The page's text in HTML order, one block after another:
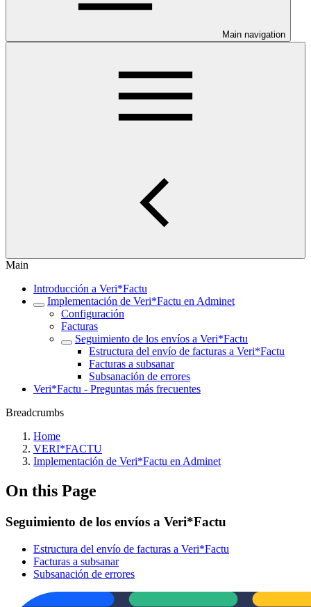
Main navigation
Main
Introducción a Veri*Factu
Implementación de Veri*Factu en Adminet
Configuración
Facturas
Seguimiento de los envíos a Veri*Factu
Estructura del envío de facturas a Veri*Factu
Facturas a subsanar
Subsanación de errores
Veri*Factu - Preguntas más frecuentes
Breadcrumbs
Home
VERI*FACTU
Implementación de Veri*Factu en Adminet
On this Page
Seguimiento de los envíos a Veri*Factu
Estructura del envío de facturas a Veri*Factu
Facturas a subsanar
Subsanación de errores